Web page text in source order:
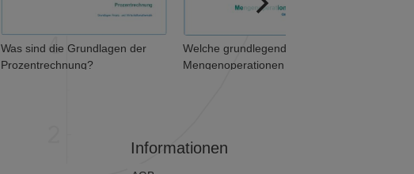
Was sind die Grundlagen der
Prozentrechnung?
Welche grundlegenden
Mengenoperationen
Informationen